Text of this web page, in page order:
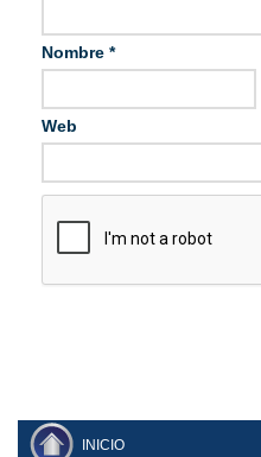
Nombre *
Web
INICIO